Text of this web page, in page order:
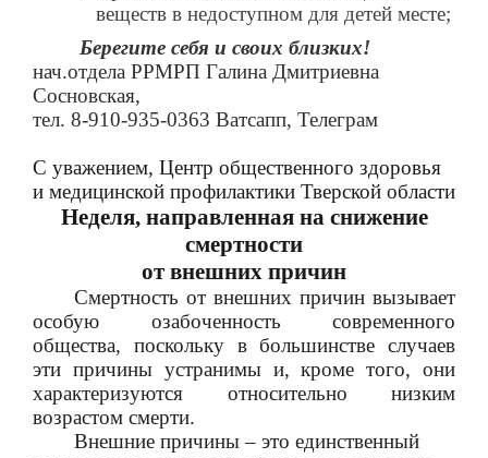
веществ в недоступном для детей месте;
Берегите себя и своих близких!
нач.отдела РРМРП Галина Дмитриевна
Сосновская,
тел. 8-910-935-0363 Ватсапп, Телеграм
С уважением, Центр общественного здоровья
и медицинской профилактики Тверской области
Неделя, направленная на снижение
смертности
от внешних причин
Смертность от внешних причин вызывает
особую озабоченность современного
общества, поскольку в большинстве случаев
эти причины устранимы и, кроме того, они
характеризуются относительно низким
возрастом смерти.
Внешние причины – это единственный